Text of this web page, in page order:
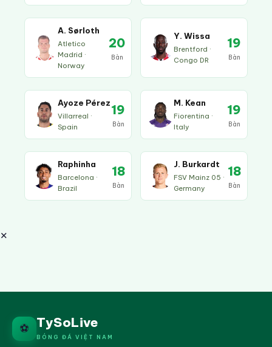
A. Sørloth
Atletico
Madrid ·
Norway
20
Bàn
Y. Wissa
Brentford ·
Congo DR
19
Bàn
Ayoze Pérez
Villarreal ·
Spain
19
Bàn
M. Kean
Fiorentina ·
Italy
19
Bàn
Raphinha
Barcelona ·
Brazil
18
Bàn
J. Burkardt
FSV Mainz 05 ·
Germany
18
Bàn
✕
⚽ TySoLive
BÓNG ĐÁ VIỆT NAM